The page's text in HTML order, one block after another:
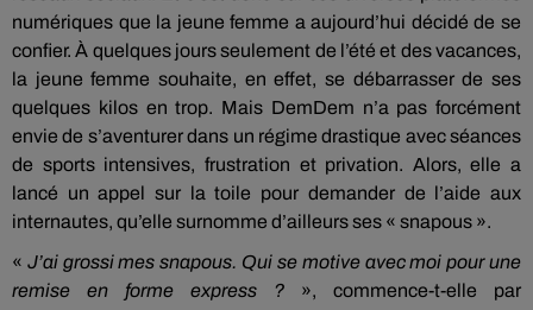
numériques que la jeune femme a aujourd’hui décidé de se
confier. À quelques jours seulement de l’été et des vacances,
la jeune femme souhaite, en effet, se débarrasser de ses
quelques kilos en trop. Mais DemDem n’a pas forcément
envie de s’aventurer dans un régime drastique avec séances
de sports intensives, frustration et privation. Alors, elle a
lancé un appel sur la toile pour demander de l’aide aux
internautes, qu’elle surnomme d’ailleurs ses « snapous ».
« J’ai grossi messnapous. Qui se motive avec moi pour une
remise en forme express ?
»,
commence-t-elle par